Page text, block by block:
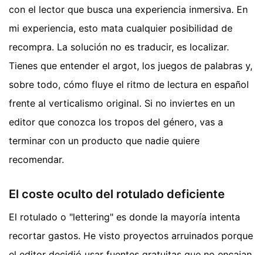
con el lector que busca una experiencia inmersiva. En
mi experiencia, esto mata cualquier posibilidad de
recompra. La solución no es traducir, es localizar.
Tienes que entender el argot, los juegos de palabras y,
sobre todo, cómo fluye el ritmo de lectura en español
frente al verticalismo original. Si no inviertes en un
editor que conozca los tropos del género, vas a
terminar con un producto que nadie quiere
recomendar.
El coste oculto del rotulado deficiente
El rotulado o "lettering" es donde la mayoría intenta
recortar gastos. He visto proyectos arruinados porque